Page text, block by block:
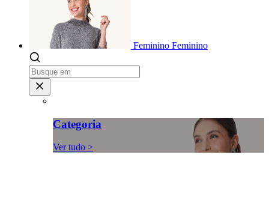
Feminino Feminino
Categoria
Ver tudo >